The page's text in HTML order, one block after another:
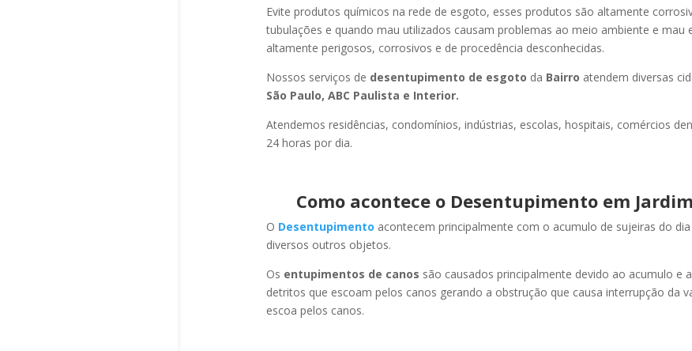
Evite produtos químicos na rede de esgoto, esses produtos são altamente
tubulações e quando mau utilizados causam problemas ao meio ambiente e mau
altamente perigosos, corrosivos e de procedência desconhecidas.
Nossos serviços de desentupimento de esgoto da Bairro atendem diversas
São Paulo, ABC Paulista e Interior.
Atendemos residências, condomínios, indústrias, escolas, hospitais, comércios
24 horas por dia.
Como acontece o Desentupimento em
O Desentupimento acontecem principalmente com o acumulo de sujeiras do
diversos outros objetos.
Os entupimentos de canos são causados principalmente devido ao acumulo e
detritos que escoam pelos canos gerando a obstrução que causa interrupção da
escoa pelos canos.